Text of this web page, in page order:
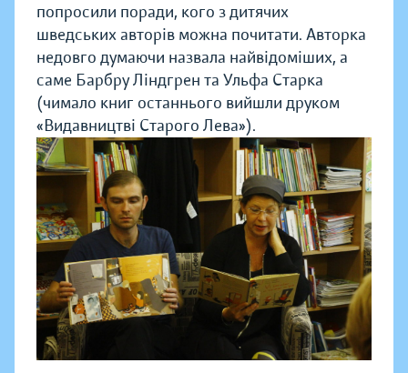
попросили поради, кого з дитячих
шведських авторів можна почитати. Авторка
недовго думаючи назвала найвідоміших, а
саме Барбру Ліндгрен та Ульфа Старка
(чимало книг останнього вийшли друком
«Видавництві Старого Лева»).